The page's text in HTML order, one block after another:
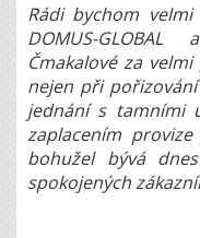
Rádi bychom
DOMUS-
Čmakalové za
nejen při
jednání s tamními
zaplacením
bohužel bývá
spokojených